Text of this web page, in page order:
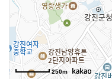
청소년과 일반인을 위한 열람
열람실은 청소년들이 학습과 독
조성한다. 또한 24시간 열린 방
도서관을 이용할 수 있도록 지
이용자들에게 단순히 책을 읽는
교류의 중심지 역할을 하고 있다.
250m